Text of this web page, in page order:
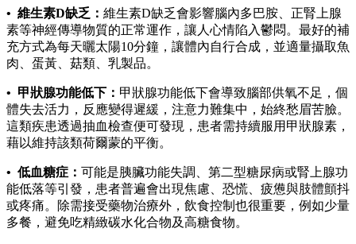
• 維生素D缺乏： 維生素D缺乏會影響腦內多巴胺、正腎上腺
素等神經傳導物質的正常運作，讓人心情陷入鬱悶。最好的補
充方式為每天曬太陽10分鐘，讓體內自行合成，並適量攝取魚
肉、蛋黃、菇類、乳製品。
• 甲狀腺功能低下： 甲狀腺功能低下會導致腦部供氧不足，個
體失去活力，反應變得遲緩，注意力難集中，始終愁眉苦臉。
這類疾患透過抽血檢查便可發現，患者需持續服用甲狀腺素，
藉以維持該類荷爾蒙的平衡。
• 低血糖症： 可能是胰臟功能失調、第二型糖尿病或腎上腺功
能低落等引發，患者普遍會出現焦慮、恐慌、疲憊與肢體顫抖
或疼痛。除需接受藥物治療外，飲食控制也很重要，例如少量
多餐，避免吃精緻碳水化合物及高糖食物。